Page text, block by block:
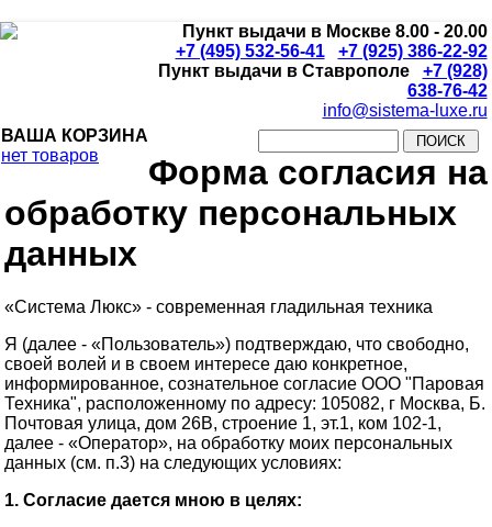
Пункт выдачи в Москве 8.00 - 20.00
+7 (495) 532-56-41
+7 (925) 386-22-92
Пункт выдачи в Ставрополе
+7 (928)
638-76-42
info@sistema-luxe.ru
ВАША КОРЗИНА
нет товаров
Форма согласия на
обработку персональных
данных
«Система Люкс» - современная гладильная техника
Я (далее - «Пользователь») подтверждаю, что свободно,
своей волей и в своем интересе даю конкретное,
информированное, сознательное согласие ООО "Паровая
Техника", расположенному по адресу: 105082, г Москва, Б.
Почтовая улица, дом 26В, строение 1, эт.1, ком 102-1,
далее - «Оператор», на обработку моих персональных
данных (см. п.3) на следующих условиях:
1. Согласие дается мною в целях: